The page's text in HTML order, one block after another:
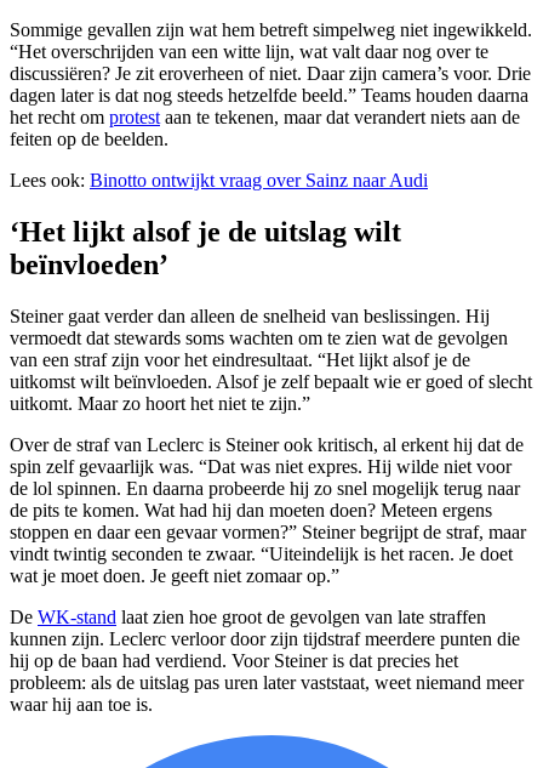
Sommige gevallen zijn wat hem betreft simpelweg niet ingewikkeld.
“Het overschrijden van een witte lijn, wat valt daar nog over te
discussiëren? Je zit eroverheen of niet. Daar zijn camera’s voor. Drie
dagen later is dat nog steeds hetzelfde beeld.” Teams houden daarna
het recht om protest aan te tekenen, maar dat verandert niets aan de
feiten op de beelden.
Lees ook: Binotto ontwijkt vraag over Sainz naar Audi
‘Het lijkt alsof je de uitslag wilt
beïnvloeden’
Steiner gaat verder dan alleen de snelheid van beslissingen. Hij
vermoedt dat stewards soms wachten om te zien wat de gevolgen
van een straf zijn voor het eindresultaat. “Het lijkt alsof je de
uitkomst wilt beïnvloeden. Alsof je zelf bepaalt wie er goed of slecht
uitkomt. Maar zo hoort het niet te zijn.”
Over de straf van Leclerc is Steiner ook kritisch, al erkent hij dat de
spin zelf gevaarlijk was. “Dat was niet expres. Hij wilde niet voor
de lol spinnen. En daarna probeerde hij zo snel mogelijk terug naar
de pits te komen. Wat had hij dan moeten doen? Meteen ergens
stoppen en daar een gevaar vormen?” Steiner begrijpt de straf, maar
vindt twintig seconden te zwaar. “Uiteindelijk is het racen. Je doet
wat je moet doen. Je geeft niet zomaar op.”
De WK-stand laat zien hoe groot de gevolgen van late straffen
kunnen zijn. Leclerc verloor door zijn tijdstraf meerdere punten die
hij op de baan had verdiend. Voor Steiner is dat precies het
probleem: als de uitslag pas uren later vaststaat, weet niemand meer
waar hij aan toe is.